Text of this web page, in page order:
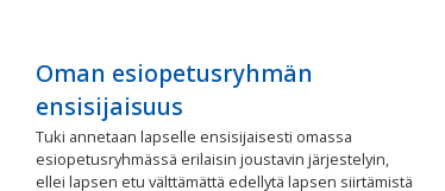
Oman esiopetusryhmän
ensisijaisuus
Tuki annetaan lapselle ensisijaisesti omassa
esiopetusryhmässä erilaisin joustavin järjestelyin,
ellei lapsen etu välttämättä edellytä lapsen siirtämistä